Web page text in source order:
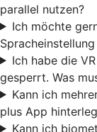
parallel nutzen?
Ich möchte
Ich habe die
gesperrt. Was
Kann ich
plus App
Kann ich